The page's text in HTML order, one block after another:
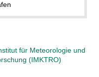
für Meteorologie und
(IMKTRO)